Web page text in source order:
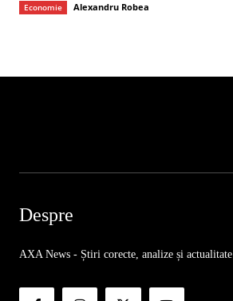
Economie Alexandru Robea
Despre
AXA News - Știri corecte, analize și actualitate